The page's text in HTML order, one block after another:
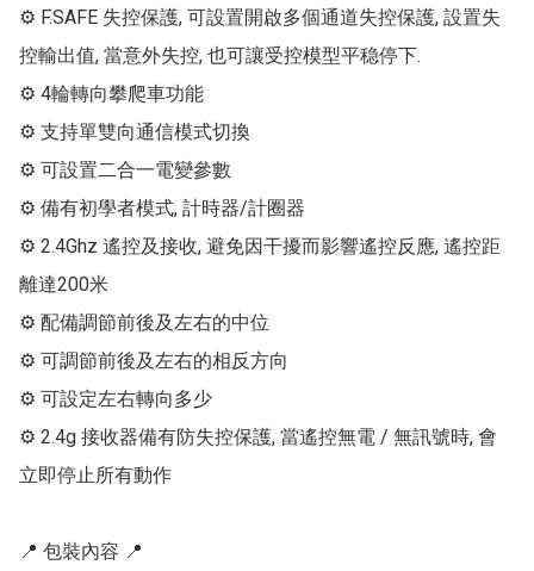
⚙ F.SAFE 失控保護, 可設置開啟多個通道失控保護, 設置失
控輸出值, 當意外失控, 也可讓受控模型平稳停下.
⚙ 4輪轉向攀爬車功能
⚙ 支持單雙向通信模式切換
⚙ 可設置二合一電變參數
⚙ 備有初學者模式, 計時器/計圈器
⚙ 2.4Ghz 遙控及接收, 避免因干擾而影響遙控反應, 遙控距
離達200米
⚙ 配備調節前後及左右的中位
⚙ 可調節前後及左右的相反方向
⚙ 可設定左右轉向多少
⚙ 2.4g 接收器備有防失控保護, 當遙控無電 / 無訊號時, 會
立即停止所有動作
📍 包裝內容 📍